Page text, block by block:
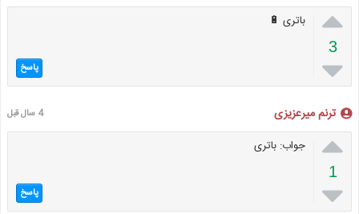

3

باتری 🔋
پاسخ
ترنم میرعزیزی 4 سال قبل

1

جواب: باتری
پاسخ